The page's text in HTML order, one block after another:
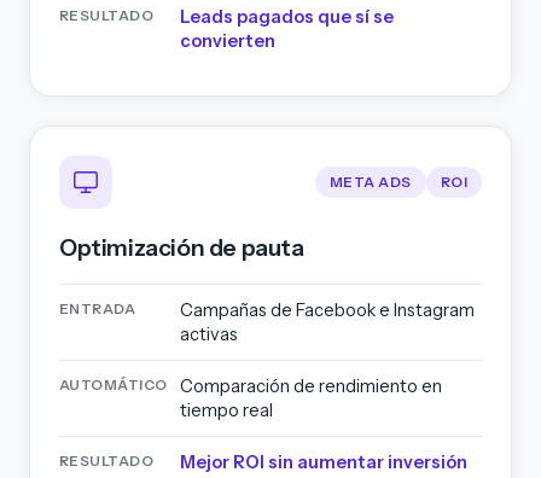
RESULTADO
Leads pagados que sí se
convierten
META ADS ROI
Optimización de pauta
ENTRADA
Campañas de Facebook e Instagram
activas
AUTOMÁTICO
Comparación de rendimiento en
tiempo real
RESULTADO Mejor ROI sin aumentar inversión